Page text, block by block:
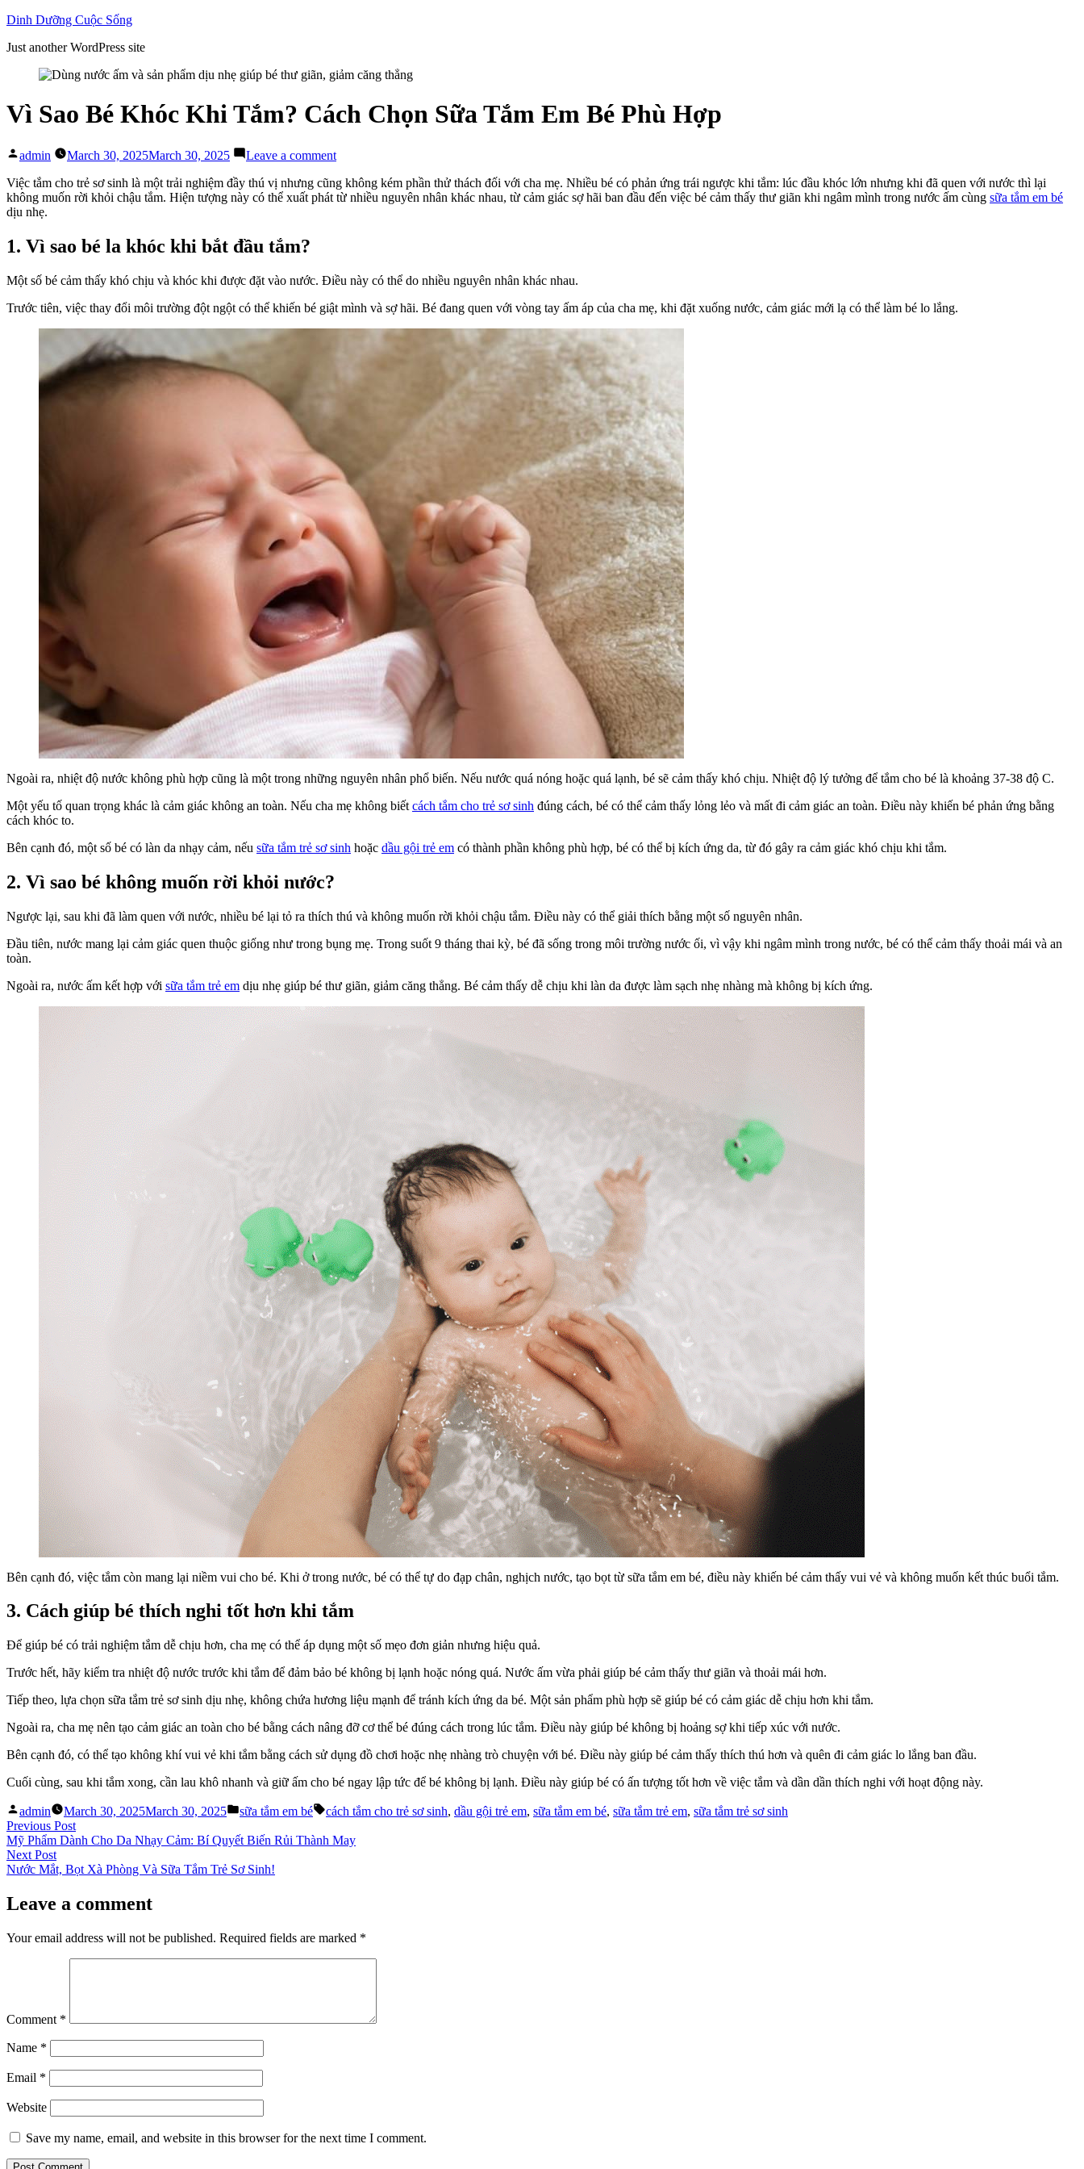
Skip
content
Dinh Dưỡng Cuộc Sống
Just another WordPress site
Vì Sao Bé Khóc Khi Tắm? Cách Chọn Sữa Tắm Em Bé Phù Hợp
Posted
admin March 30, 2025March 30, 2025 Leave a commenton
Sao
Bé
Sữa
Em
Bé
Việc tắm cho trẻ sơ sinh là một trải nghiệm đầy thú vị nhưng cũng không kém phần thử thách đối với cha mẹ. Nhiều bé có phản ứng trái ngược khi tắm: lúc đầu khóc lớn nhưng khi đã quen với nước thì lại
không muốn rời khỏi chậu tắm. Hiện tượng này có thể xuất phát từ nhiều nguyên nhân khác nhau, từ cảm giác sợ hãi ban đầu đến việc bé cảm thấy thư giãn khi ngâm mình trong nước ấm cùng sữa tắm em bé
dịu nhẹ.
1. Vì sao bé la khóc khi bắt đầu tắm?
Một số bé cảm thấy khó chịu và khóc khi được đặt vào nước. Điều này có thể do nhiều nguyên nhân khác nhau.
Trước tiên, việc thay đổi môi trường đột ngột có thể khiến bé giật mình và sợ hãi. Bé đang quen với vòng tay ấm áp của cha mẹ, khi đặt xuống nước, cảm giác mới lạ có thể làm bé lo lắng.
Ngoài ra, nhiệt độ nước không phù hợp cũng là một trong những nguyên nhân phổ biến. Nếu nước quá nóng hoặc quá lạnh, bé sẽ cảm thấy khó chịu. Nhiệt độ lý tưởng để tắm cho bé là khoảng 37-38 độ C.
Một yếu tố quan trọng khác là cảm giác không an toàn. Nếu cha mẹ không biết cách tắm cho trẻ sơ sinh đúng cách, bé có thể cảm thấy lỏng lẻo và mất đi cảm giác an toàn. Điều này khiến bé phản ứng bằng
cách khóc to.
Bên cạnh đó, một số bé có làn da nhạy cảm, nếu sữa tắm trẻ sơ sinh hoặc dầu gội trẻ em có thành phần không phù hợp, bé có thể bị kích ứng da, từ đó gây ra cảm giác khó chịu khi tắm.
2. Vì sao bé không muốn rời khỏi nước?
Ngược lại, sau khi đã làm quen với nước, nhiều bé lại tỏ ra thích thú và không muốn rời khỏi chậu tắm. Điều này có thể giải thích bằng một số nguyên nhân.
Đầu tiên, nước mang lại cảm giác quen thuộc giống như trong bụng mẹ. Trong suốt 9 tháng thai kỳ, bé đã sống trong môi trường nước ối, vì vậy khi ngâm mình trong nước, bé có thể cảm thấy thoải mái và an
toàn.
Ngoài ra, nước ấm kết hợp với sữa tắm trẻ em dịu nhẹ giúp bé thư giãn, giảm căng thẳng. Bé cảm thấy dễ chịu khi làn da được làm sạch nhẹ nhàng mà không bị kích ứng.
Bên cạnh đó, việc tắm còn mang lại niềm vui cho bé. Khi ở trong nước, bé có thể tự do đạp chân, nghịch nước, tạo bọt từ sữa tắm em bé, điều này khiến bé cảm thấy vui vẻ và không muốn kết thúc buổi tắm.
3. Cách giúp bé thích nghi tốt hơn khi tắm
Để giúp bé có trải nghiệm tắm dễ chịu hơn, cha mẹ có thể áp dụng một số mẹo đơn giản nhưng hiệu quả.
Trước hết, hãy kiểm tra nhiệt độ nước trước khi tắm để đảm bảo bé không bị lạnh hoặc nóng quá. Nước ấm vừa phải giúp bé cảm thấy thư giãn và thoải mái hơn.
Tiếp theo, lựa chọn sữa tắm trẻ sơ sinh dịu nhẹ, không chứa hương liệu mạnh để tránh kích ứng da bé. Một sản phẩm phù hợp sẽ giúp bé có cảm giác dễ chịu hơn khi tắm.
Ngoài ra, cha mẹ nên tạo cảm giác an toàn cho bé bằng cách nâng đỡ cơ thể bé đúng cách trong lúc tắm. Điều này giúp bé không bị hoảng sợ khi tiếp xúc với nước.
Bên cạnh đó, có thể tạo không khí vui vẻ khi tắm bằng cách sử dụng đồ chơi hoặc nhẹ nhàng trò chuyện với bé. Điều này giúp bé cảm thấy thích thú hơn và quên đi cảm giác lo lắng ban đầu.
Cuối cùng, sau khi tắm xong, cần lau khô nhanh và giữ ấm cho bé ngay lập tức để bé không bị lạnh. Điều này giúp bé có ấn tượng tốt hơn về việc tắm và dần dần thích nghi với hoạt động này.
Posted
by
admin March 30, 2025March 30, 2025
Posted
sữa tắm em bé Tags:
cách tắm cho trẻ sơ sinh, dầu gội trẻ em, sữa tắm em bé, sữa tắm trẻ em, sữa tắm trẻ sơ sinh
Post
navigation
Previous PostPrevious
post:
Mỹ Phẩm Dành Cho Da Nhạy Cảm: Bí Quyết Biến Rủi Thành May
Next PostNext
post:
Nước Mắt, Bọt Xà Phòng Và Sữa Tắm Trẻ Sơ Sinh!
Leave a comment
Your email address will not be published. Required fields are marked *
Comment *
Name *
Email *
Website
Save my name, email, and website in this browser for the next time I comment.